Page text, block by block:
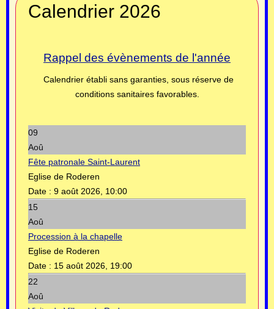
Calendrier 2026
Rappel des évènements de l'année
Calendrier établi sans garanties, sous réserve de
conditions sanitaires favorables.
09
Aoû
Fête patronale Saint-Laurent
Eglise de Roderen
Date : 9 août 2026, 10:00
15
Aoû
Procession à la chapelle
Eglise de Roderen
Date : 15 août 2026, 19:00
22
Aoû